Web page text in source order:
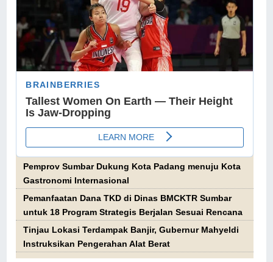
Pemprov Sumbar Dukung Kota Padang menuju Kota
Gastronomi Internasional
Pemanfaatan Dana TKD di Dinas BMCKTR Sumbar
untuk 18 Program Strategis Berjalan Sesuai Rencana
Tinjau Lokasi Terdampak Banjir, Gubernur Mahyeldi
Instruksikan Pengerahan Alat Berat